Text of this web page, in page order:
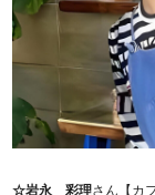
☆岩永 彩理さん【カ